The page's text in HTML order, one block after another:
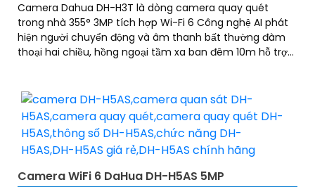
Camera Dahua DH-H3T là dòng camera quay quét
trong nhà 355° 3MP tích hợp Wi-Fi 6 Công nghệ AI phát
hiện người chuyển động và âm thanh bất thường đàm
thoại hai chiều, hồng ngoại tầm xa ban đêm 10m hỗ trợ
Camera WiFi 6 DaHua DH-H5AS 5MP